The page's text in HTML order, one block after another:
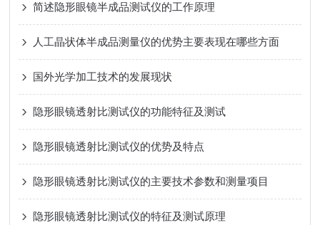
简述隐形眼镜半成品测试仪的工作原理
人工晶状体半成品测量仪的优势主要表现在哪些方面
国外光学加工技术的发展现状
隐形眼镜透射比测试仪的功能特征及测试
隐形眼镜透射比测试仪的优势及特点
隐形眼镜透射比测试仪的主要技术参数和测量项目
隐形眼镜透射比测试仪的特征及测试原理